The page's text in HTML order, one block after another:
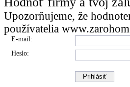
Upozorňujeme, že
používatelia
E-mail:
Heslo: